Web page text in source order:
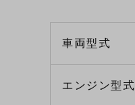
車両型式
エンジン型式